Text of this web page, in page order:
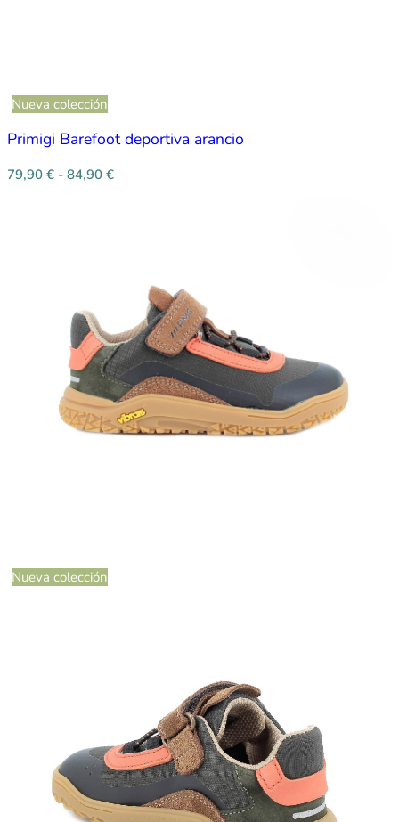
Nueva colección
Primigi Barefoot deportiva arancio
79,90 € - 84,90 €
Nueva colección